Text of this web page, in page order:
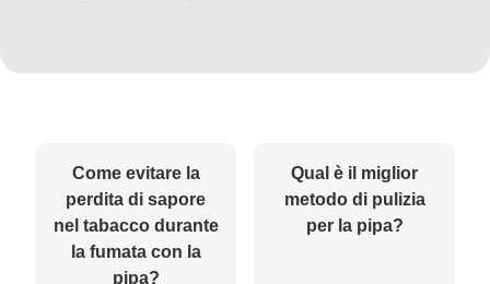
Come evitare la
perdita di sapore
nel tabacco durante
la fumata con la
pipa?
Qual è il miglior
metodo di pulizia
per la pipa?